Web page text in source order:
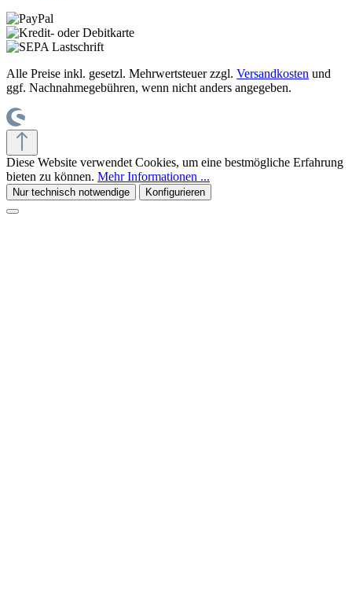
Alle Preise inkl. gesetzl. Mehrwertsteuer zzgl. Versandkosten und
ggf. Nachnahmegebühren, wenn nicht anders angegeben.
Diese Website verwendet Cookies, um eine bestmögliche Erfahrung
bieten zu können. Mehr Informationen ...
Nur technisch notwendige Konfigurieren